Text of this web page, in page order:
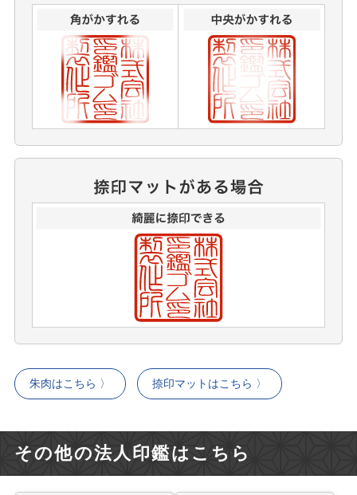
朱肉はこちら 〉 捺印マットはこちら 〉
その他の法人印鑑はこちら